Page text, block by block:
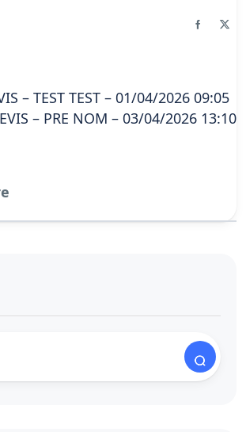
– TEST TEST – 01/04/2026 09:05
– PRE NOM – 03/04/2026 13:10